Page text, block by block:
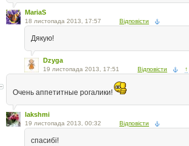
MariaS
18 листопада 2013, 17:57 Відповісти
Дякую!
Dzyga
19 листопада 2013, 17:51 Відповісти ↑
Очень аппетитные рогалики!
lakshmi
19 листопада 2013, 00:32 Відповісти
спасибі!